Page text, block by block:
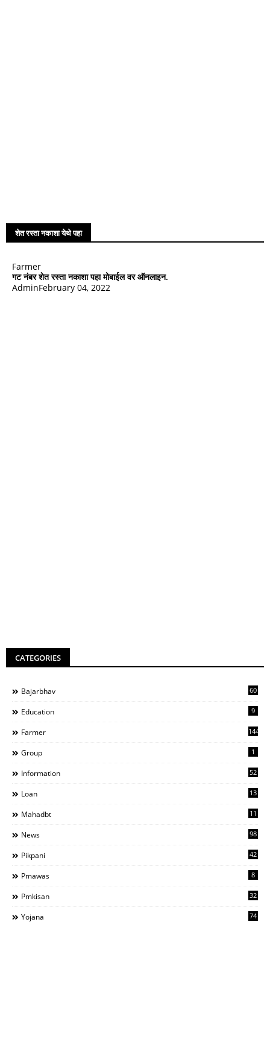
शेत रस्ता नकाशा येथे पहा
Farmer
गट नंबर शेत रस्ता नकाशा पहा मोबाईल वर ऑनलाइन.
AdminFebruary 04, 2022
CATEGORIES
Bajarbhav 60
Education 9
Farmer 144
Group 1
Information 52
Loan 13
Mahadbt 11
News 98
Pikpani 42
Pmawas 8
Pmkisan 32
Yojana 74